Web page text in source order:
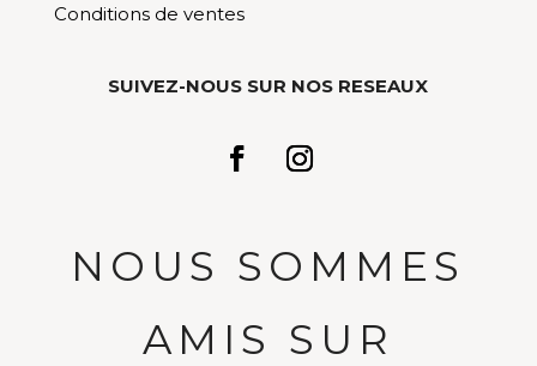
Conditions de ventes
SUIVEZ-NOUS SUR NOS RESEAUX
NOUS SOMMES
AMIS SUR